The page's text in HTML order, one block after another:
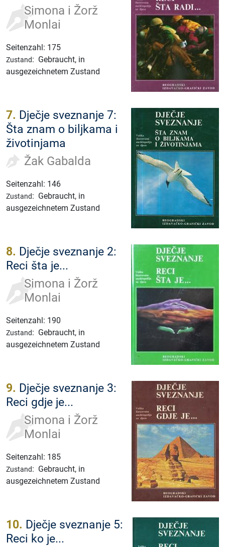
Simona i Žorž
Monlai
Seitenzahl: 175
Zustand: Gebraucht, in
ausgezeichnetem Zustand
7. Dječje sveznanje 7:
Šta znam o biljkama i
životinjama
Žak Gabalda
Seitenzahl: 146
Zustand: Gebraucht, in
ausgezeichnetem Zustand
8. Dječje sveznanje 2:
Reci šta je...
Simona i Žorž
Monlai
Seitenzahl: 190
Zustand: Gebraucht, in
ausgezeichnetem Zustand
9. Dječje sveznanje 3:
Reci gdje je...
Simona i Žorž
Monlai
Seitenzahl: 185
Zustand: Gebraucht, in
ausgezeichnetem Zustand
10. Dječje sveznanje 5:
Reci ko je...